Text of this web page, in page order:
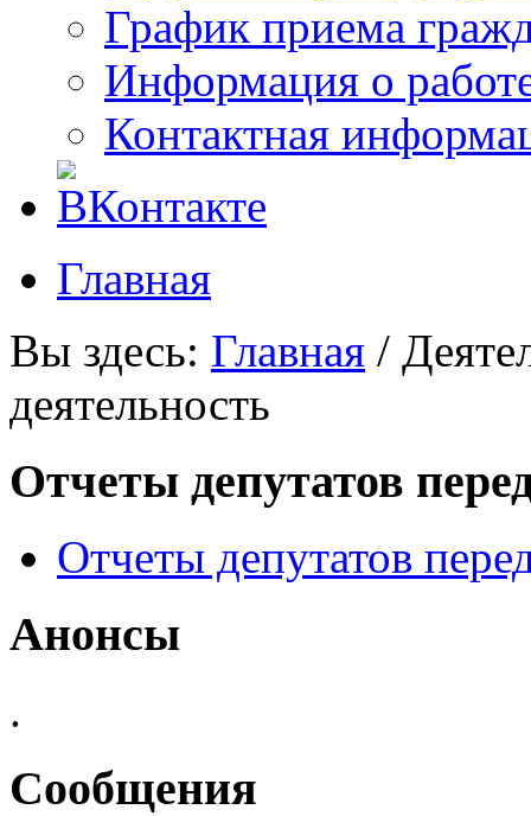
График приема
Информация о
Контактная
Главная
Вы здесь: Главная /
деятельность
Отчеты депутатов
Отчеты депутатов
Анонсы
.
Сообщения